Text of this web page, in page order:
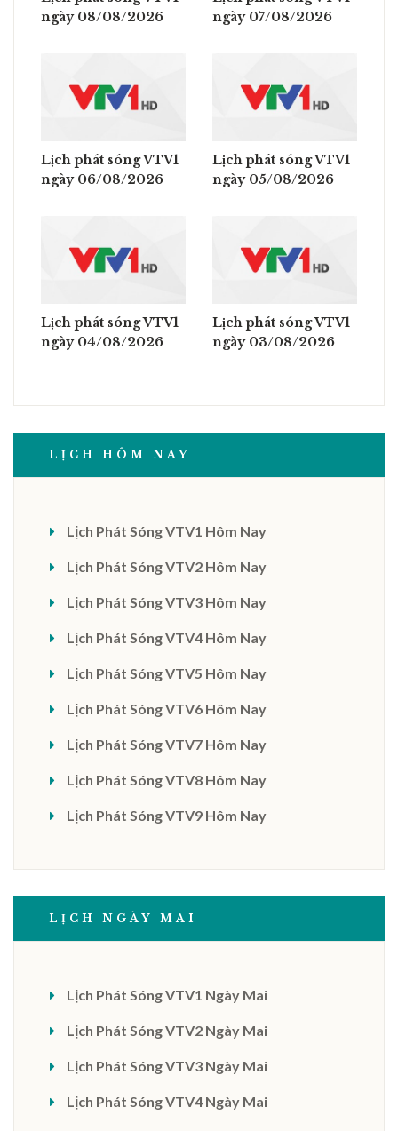
ngày 08/08/2026
ngày 07/08/2026
Lịch phát sóng VTV1
ngày 06/08/2026
Lịch phát sóng VTV1
ngày 05/08/2026
Lịch phát sóng VTV1
ngày 04/08/2026
Lịch phát sóng VTV1
ngày 03/08/2026
LỊCH HÔM NAY
Lịch Phát Sóng VTV1 Hôm Nay
Lịch Phát Sóng VTV2 Hôm Nay
Lịch Phát Sóng VTV3 Hôm Nay
Lịch Phát Sóng VTV4 Hôm Nay
Lịch Phát Sóng VTV5 Hôm Nay
Lịch Phát Sóng VTV6 Hôm Nay
Lịch Phát Sóng VTV7 Hôm Nay
Lịch Phát Sóng VTV8 Hôm Nay
Lịch Phát Sóng VTV9 Hôm Nay
LỊCH NGÀY MAI
Lịch Phát Sóng VTV1 Ngày Mai
Lịch Phát Sóng VTV2 Ngày Mai
Lịch Phát Sóng VTV3 Ngày Mai
Lịch Phát Sóng VTV4 Ngày Mai